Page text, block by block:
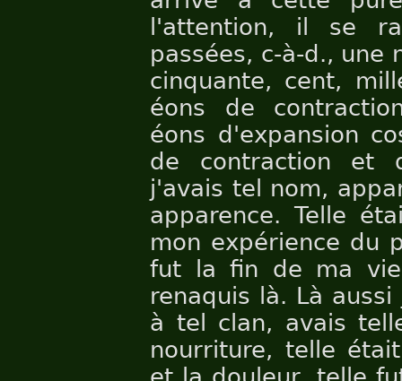
l'attention, il se
passées, c-à-d., une
cinquante, cent,
éons de
éons d'expansion
de contraction et
j'avais tel nom,
apparence. Telle
mon expérience du
fut la fin de ma
renaquis là. Là
à tel clan, avais
nourriture, telle